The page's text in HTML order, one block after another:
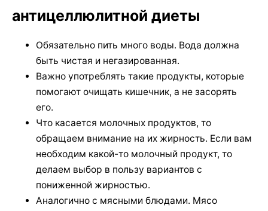
антицеллюлитной диеты
Обязательно пить много воды. Вода должна
быть чистая и негазированная.
Важно употреблять такие продукты, которые
помогают очищать кишечник, а не засорять
его.
Что касается молочных продуктов, то
обращаем внимание на их жирность. Если вам
необходим какой-то молочный продукт, то
делаем выбор в пользу вариантов с
пониженной жирностью.
Аналогично с мясными блюдами. Мясо